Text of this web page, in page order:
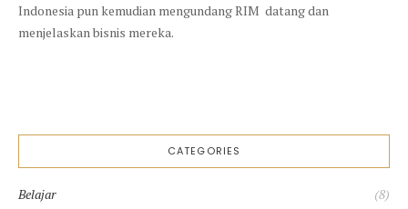
Indonesia pun kemudian mengundang RIM datang dan
menjelaskan bisnis mereka.
CATEGORIES
Belajar (8)